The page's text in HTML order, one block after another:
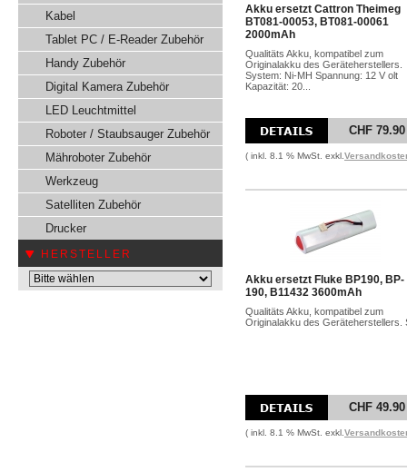
Kabel
Tablet PC / E-Reader Zubehör
Handy Zubehör
Digital Kamera Zubehör
LED Leuchtmittel
Roboter / Staubsauger Zubehör
Mähroboter Zubehör
Werkzeug
Satelliten Zubehör
Drucker
HERSTELLER
Akku ersetzt Cattron Theimeg
BT081-00053, BT081-00061
2000mAh
Qualitäts Akku, kompatibel zum
Originalakku des Geräteherstellers.
System: Ni-MH Spannung: 12 V olt
Kapazität: 20...
CHF 79.90
( inkl. 8.1 % MwSt. exkl.
Akku ersetzt Fluke BP190, BP-
190, B11432 3600mAh
Qualitäts Akku, kompatibel zum
Originalakku des Geräteherstellers.
CHF 49.90
( inkl. 8.1 % MwSt. exkl.